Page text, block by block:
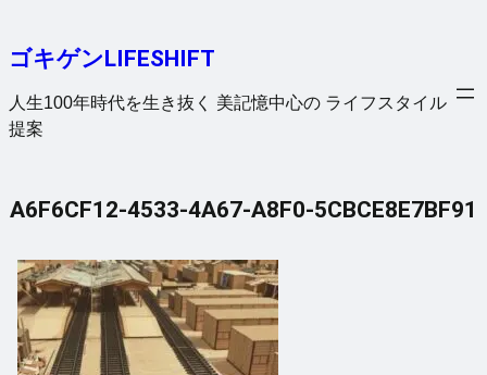
を
ス
キ
ゴキゲンLIFESHIFT
人生100年時代を生き抜く 美記憶中心の ライフスタイル
提案
A6F6CF12-4533-4A67-A8F0-5CBCE8E7BF91